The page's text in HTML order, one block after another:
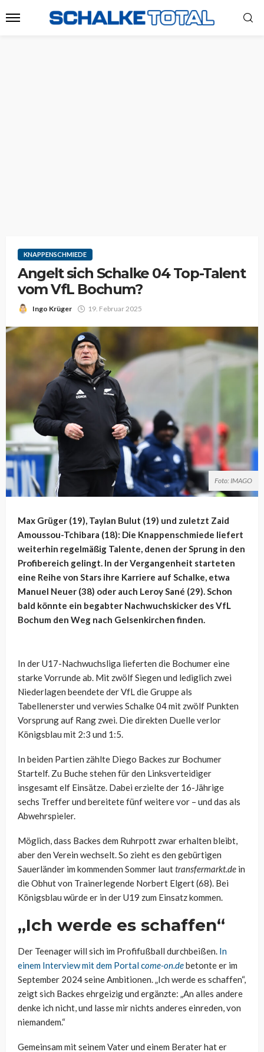
KNAPPENSCHMIEDE
Angelt sich Schalke 04 Top-Talent
vom VfL Bochum?
Ingo Krüger 19. Februar 2025
Foto: IMAGO
Max Grüger (19), Taylan Bulut (19) und zuletzt Zaid
Amoussou-Tchibara (18): Die Knappenschmiede liefert
weiterhin regelmäßig Talente, denen der Sprung in den
Profibereich gelingt. In der Vergangenheit starteten
eine Reihe von Stars ihre Karriere auf Schalke, etwa
Manuel Neuer (38) oder auch Leroy Sané (29). Schon
bald könnte ein begabter Nachwuchskicker des VfL
Bochum den Weg nach Gelsenkirchen finden.
In der U17-Nachwuchsliga lieferten die Bochumer eine
starke Vorrunde ab. Mit zwölf Siegen und lediglich zwei
Niederlagen beendete der VfL die Gruppe als
Tabellenerster und verwies Schalke 04 mit zwölf Punkten
Vorsprung auf Rang zwei. Die direkten Duelle verlor
Königsblau mit 2:3 und 1:5.
In beiden Partien zählte Diego Backes zur Bochumer
Startelf. Zu Buche stehen für den Linksverteidiger
insgesamt elf Einsätze. Dabei erzielte der 16-Jährige
sechs Treffer und bereitete fünf weitere vor – und das als
Abwehrspieler.
Möglich, dass Backes dem Ruhrpott zwar erhalten bleibt,
aber den Verein wechselt. So zieht es den gebürtigen
Sauerländer im kommenden Sommer lauttransfermarkt.de in
die Obhut von Trainerlegende Norbert Elgert (68). Bei
Königsblau würde er in der U19 zum Einsatz kommen.
„Ich werde es schaffen“
Der Teenager will sich im Profifußball durchbeißen. In
einem Interview mit dem Portal come-on.debetonte er im
September 2024 seine Ambitionen. „Ich werde es schaffen“,
zeigt sich Backes ehrgeizig und ergänzte: „An alles andere
denke ich nicht, und lasse mir nichts anderes einreden, von
niemandem.“
Gemeinsam mit seinem Vater und einem Berater hat er